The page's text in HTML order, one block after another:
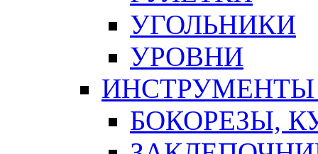
УГОЛЬНИКИ
УРОВНИ
БОКОРЕЗЫ,